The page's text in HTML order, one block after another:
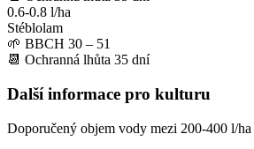
0.6-0.8 l/ha
Stéblolam
🌱 BBCH 30 – 51
📆 Ochranná lhůta 35 dní
Další informace pro kulturu
Doporučený objem vody mezi 200-400 l/ha